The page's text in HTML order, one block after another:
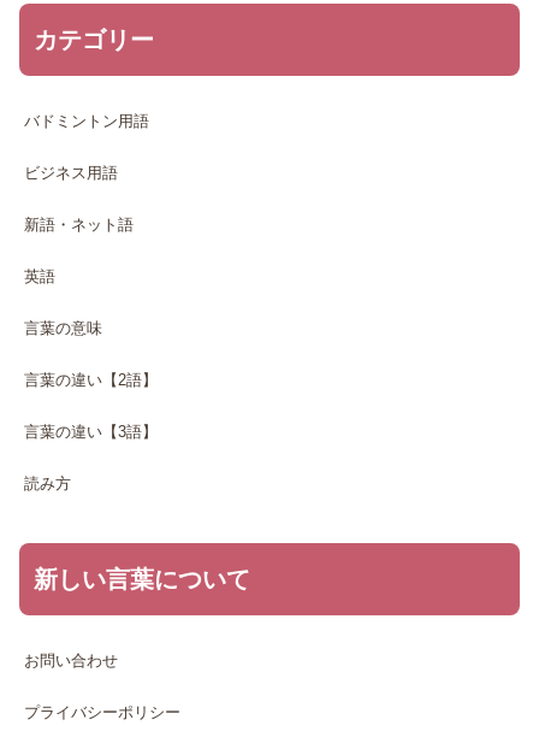
カテゴリー
バドミントン用語
ビジネス用語
新語・ネット語
英語
言葉の意味
言葉の違い【2語】
言葉の違い【3語】
読み方
新しい言葉について
お問い合わせ
プライバシーポリシー